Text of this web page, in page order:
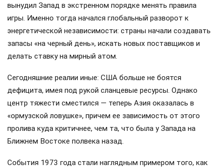
вынудил Запад в экстренном порядке менять правила
игры. Именно тогда начался глобальный разворот к
энергетической независимости: страны начали создавать
запасы «на черный день», искать новых поставщиков и
делать ставку на мирный атом.
Сегодняшние реалии иные: США больше не боятся
дефицита, имея под рукой сланцевые ресурсы. Однако
центр тяжести сместился — теперь Азия оказалась в
«ормузской ловушке», причем ее зависимость от этого
пролива куда критичнее, чем та, что была у Запада на
Ближнем Востоке полвека назад.
События 1973 года стали наглядным примером того, как